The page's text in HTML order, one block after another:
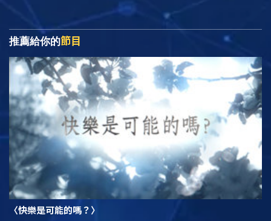
推薦給你的節目
〈快樂是可能的嗎？〉